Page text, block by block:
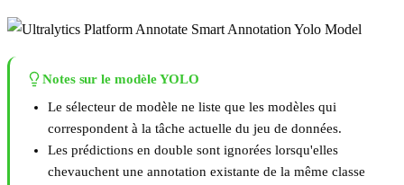
Notes sur le modèle YOLO
Le sélecteur de modèle ne liste que les modèles qui
correspondent à la tâche actuelle du jeu de données.
Les prédictions en double sont ignorées lorsqu'elles
chevauchent une annotation existante de la même classe